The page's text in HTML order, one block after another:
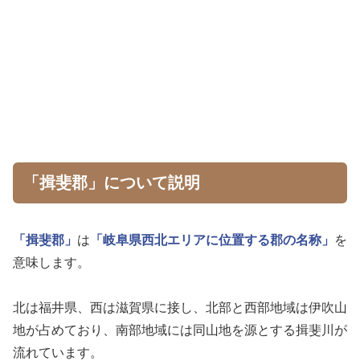
「揖斐郡」について説明
「揖斐郡」 は 「岐阜県西北エリアに位置する郡の名称」
を
意味します。
北は福井県、西は滋賀県に接し、北部と西部地域は伊吹山
地が占めており、南部地域には同山地を源とする揖斐川が
流れています。